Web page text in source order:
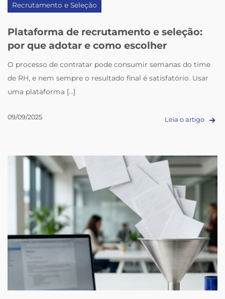
Recrutamento e Seleção
Plataforma de recrutamento e seleção:
por que adotar e como escolher
O processo de contratar pode consumir semanas do time
de RH, e nem sempre o resultado final é satisfatório. Usar
uma plataforma [...]
09/09/2025 Leia o artigo